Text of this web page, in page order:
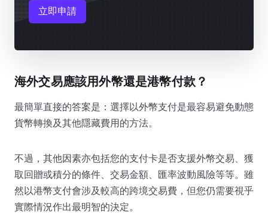
立即申請
海外交易應該用外幣還是港幣付款？
最簡單直接的答案是：選擇以外幣支付是最容易避免動態
貨幣轉換及其他隱藏費用的方法。
不過，其他因素亦包括您的支付卡是否支援外幣交易、獲
取回贈或積分的條件、交易金額、匯率波動風險等等。雖
然以港幣支付會涉及較高的跨境交易費，但您仍需要視乎
實際情況作出最明智的決定。